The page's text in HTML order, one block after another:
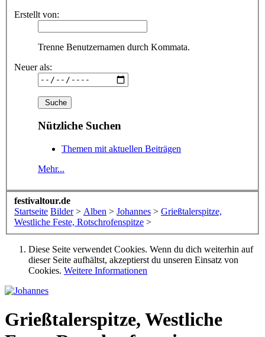
Erstellt von:
Trenne Benutzernamen durch Kommata.
Neuer als:
Nützliche Suchen
Themen mit aktuellen Beiträgen
Mehr...
festivaltour.de
Startseite Bilder > Alben > Johannes > Grießtalerspitze,
Westliche Feste, Rotschrofenspitze >
Diese Seite verwendet Cookies. Wenn du dich weiterhin auf
dieser Seite aufhältst, akzeptierst du unseren Einsatz von
Cookies. Weitere Informationen
Grießtalerspitze, Westliche